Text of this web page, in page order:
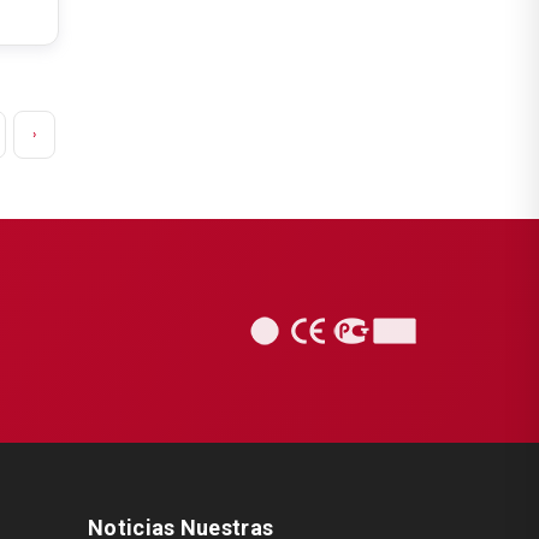
›
Noticias Nuestras